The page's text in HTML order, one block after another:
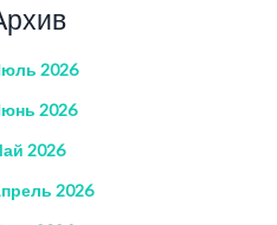
2026
2026
2026
2026